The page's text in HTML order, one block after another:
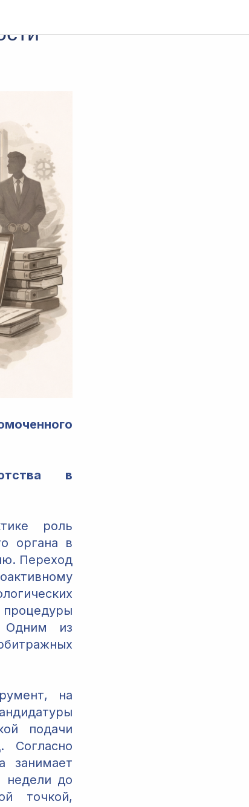
в
роль
органа в
Переход
Одним из
на
подачи
Согласно
занимает
недели до
точкой,